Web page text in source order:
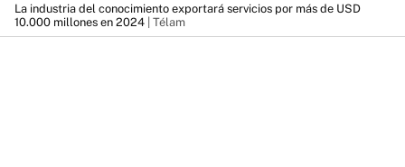
La industria del conocimiento exportará servicios por más de USD
10.000 millones en 2024 | Télam